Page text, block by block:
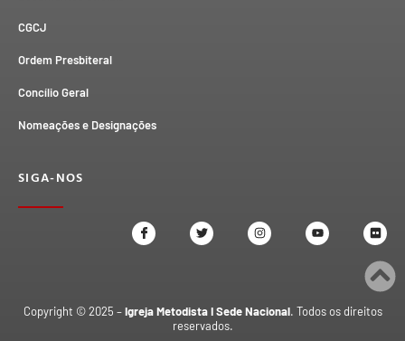
CGCJ
Ordem Presbiteral
Concílio Geral
Nomeações e Designações
SIGA-NOS
Copyright © 2025 –Igreja Metodista I Sede Nacional. Todos os direitos
reservados.